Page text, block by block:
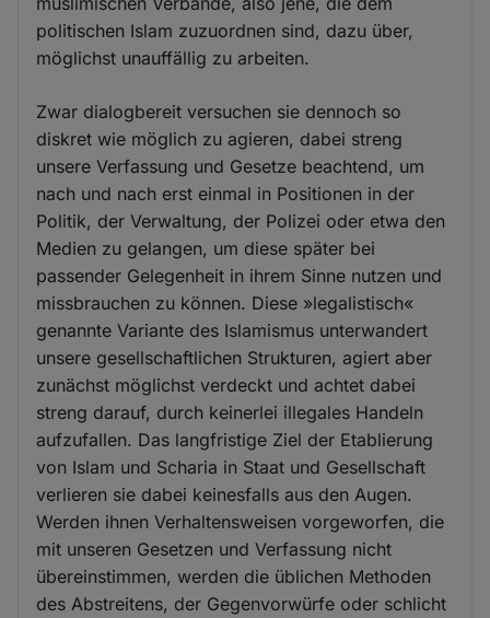
politischen Islam zuzuordnen sind, dazu über,
möglichst unauffällig zu arbeiten.
Zwar dialogbereit versuchen sie dennoch so
diskret wie möglich zu agieren, dabei streng
unsere Verfassung und Gesetze beachtend, um
nach und nach erst einmal in Positionen in der
Politik, der Verwaltung, der Polizei oder etwa den
Medien zu gelangen, um diese später bei
passender Gelegenheit in ihrem Sinne nutzen und
missbrauchen zu können. Diese »legalistisch«
genannte Variante des Islamismus unterwandert
unsere gesellschaftlichen Strukturen, agiert aber
zunächst möglichst verdeckt und achtet dabei
streng darauf, durch keinerlei illegales Handeln
aufzufallen. Das langfristige Ziel der Etablierung
von Islam und Scharia in Staat und Gesellschaft
verlieren sie dabei keinesfalls aus den Augen.
Werden ihnen Verhaltensweisen vorgeworfen, die
mit unseren Gesetzen und Verfassung nicht
übereinstimmen, werden die üblichen Methoden
des Abstreitens, der Gegenvorwürfe oder schlicht